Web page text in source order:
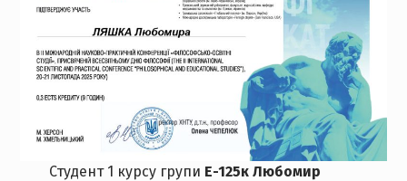
Студент 1 курсу групи Е-125к Любомир